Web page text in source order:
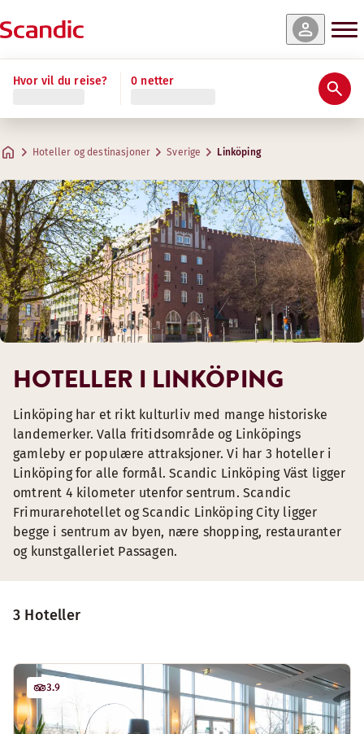
Hvor vil du reise? 0 netter
Hoteller og destinasjoner Sverige Linköping
3 Hoteller
3.9
HOTELLER I LINKÖPING
Linköping har et rikt kulturliv med mange historiske
landemerker. Valla fritidsområde og Linköpings
gamleby er populære attraksjoner. Vi har 3 hoteller i
Linköping for alle formål. Scandic Linköping Väst ligger
omtrent 4 kilometer utenfor sentrum. Scandic
Frimurarehotellet og Scandic Linköping City ligger
begge i sentrum av byen, nære shopping, restauranter
og kunstgalleriet Passagen.